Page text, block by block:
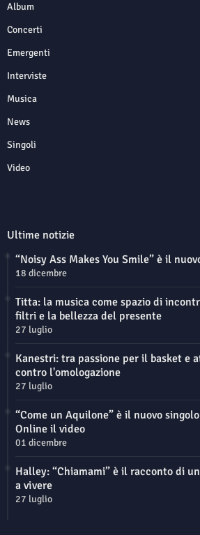
Album
Concerti
Emergenti
Interviste
Musica
News
Singoli
Video
Ultime notizie
“Noisy Ass Makes You Smile” è il
18 dicembre
Titta: la musica come spazio di
filtri e la bellezza del presente
27 luglio
Kanestri: tra passione per il basket e
contro l'omologazione
27 luglio
“Come un Aquilone” è il nuovo
Online il video
01 dicembre
Halley: “Chiamami” è il racconto di
a vivere
27 luglio